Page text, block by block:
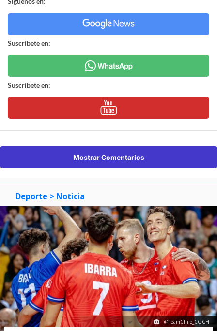
Suscríbete en:
Suscríbete en:
Mostrar Comentarios
Deporte > Noticia
@TeamChile_COCH